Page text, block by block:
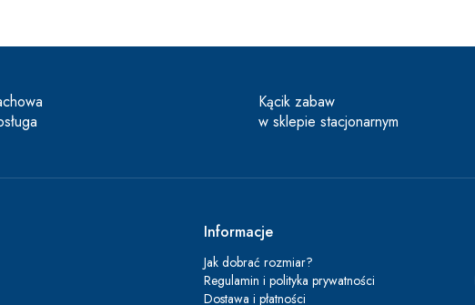
Kącik zabaw
w sklepie stacjonarnym
Informacje
Jak dobrać rozmiar?
Regulamin i polityka prywatności
Dostawa i płatności